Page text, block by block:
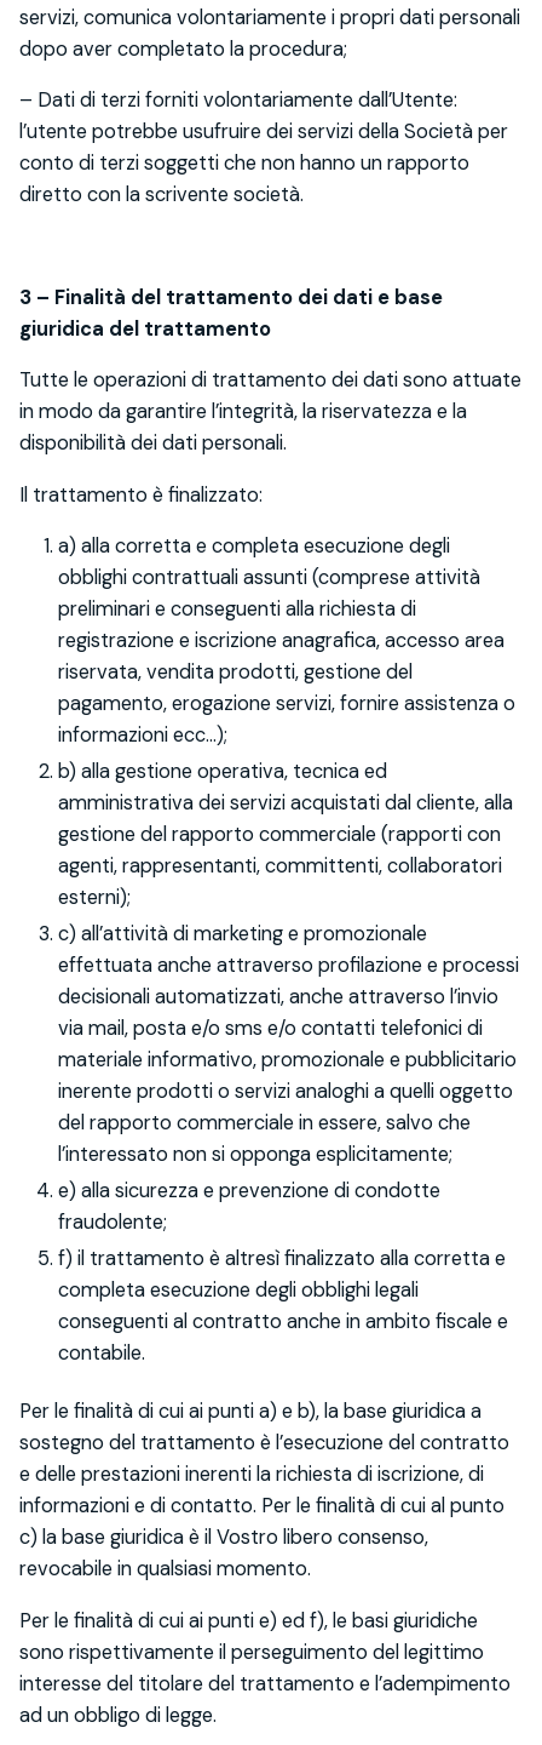
servizi, comunica volontariamente i propri dati personali
dopo aver completato la procedura;
– Dati di terzi forniti volontariamente dall’Utente:
l’utente potrebbe usufruire dei servizi della Società per
conto di terzi soggetti che non hanno un rapporto
diretto con la scrivente società.
3 – Finalità del trattamento dei dati e base
giuridica del trattamento
Tutte le operazioni di trattamento dei dati sono attuate
in modo da garantire l’integrità, la riservatezza e la
disponibilità dei dati personali.
Il trattamento è finalizzato:
a) alla corretta e completa esecuzione degli
obblighi contrattuali assunti (comprese attività
preliminari e conseguenti alla richiesta di
registrazione e iscrizione anagrafica, accesso area
riservata, vendita prodotti, gestione del
pagamento, erogazione servizi, fornire assistenza o
informazioni ecc…);
b) alla gestione operativa, tecnica ed
amministrativa dei servizi acquistati dal cliente, alla
gestione del rapporto commerciale (rapporti con
agenti, rappresentanti, committenti, collaboratori
esterni);
c) all’attività di marketing e promozionale
effettuata anche attraverso profilazione e processi
decisionali automatizzati, anche attraverso l’invio
via mail, posta e/o sms e/o contatti telefonici di
materiale informativo, promozionale e pubblicitario
inerente prodotti o servizi analoghi a quelli oggetto
del rapporto commerciale in essere, salvo che
l’interessato non si opponga esplicitamente;
e) alla sicurezza e prevenzione di condotte
fraudolente;
f) il trattamento è altresì finalizzato alla corretta e
completa esecuzione degli obblighi legali
conseguenti al contratto anche in ambito fiscale e
contabile.
Per le finalità di cui ai punti a) e b), la base giuridica a
sostegno del trattamento è l’esecuzione del contratto
e delle prestazioni inerenti la richiesta di iscrizione, di
informazioni e di contatto. Per le finalità di cui al punto
c) la base giuridica è il Vostro libero consenso,
revocabile in qualsiasi momento.
Per le finalità di cui ai punti e) ed f), le basi giuridiche
sono rispettivamente il perseguimento del legittimo
interesse del titolare del trattamento e l’adempimento
ad un obbligo di legge.